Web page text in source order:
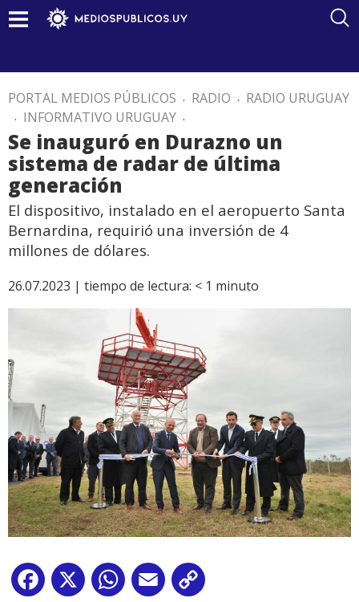
PORTAL MEDIOS PÚBLICOS . RADIO . RADIO URUGUAY
. INFORMATIVO URUGUAY .
Se inauguró en Durazno un
sistema de radar de última
generación
El dispositivo, instalado en el aeropuerto Santa
Bernardina, requirió una inversión de 4
millones de dólares.
26.07.2023 | tiempo de lectura: < 1 minuto
Facebook
X WhatsApp
Email